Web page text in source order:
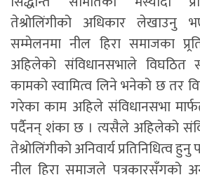
तेश्रोलिंगीको अधिकार लेखाउनु
सम्मेलनमा नील हिरा समाजका
अहिलेको संविधानसभाले विघठित
कामको स्वामित्व लिने भनेको छ तर
गरेका काम अहिले संविधानसभा
पर्दैनन् शंका छ । त्यसैले अहिलेको
तेश्रोलिंगीको अनिवार्य प्रतिनिधित्व हुनु
नील हिरा समाजले पत्रकारसँगको